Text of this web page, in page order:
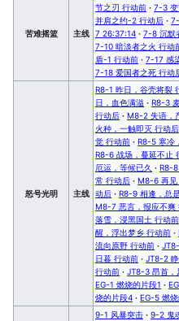
苦难摇篮 主线
节之刃 行动前 · 7-3 变
并肩之约-2 行动后 ·
7 26:37:14 · 7-8 沉默
7-10 暗淡者之火 行动
盾-1 行动前 · 7-17 感
7-18 爱国者之死 行动
怒号光明 主线
R8-1 昨日，谷壳将裂
日，血色满溢 · R8-3
行动后 · M8-2 失语，
火种，一触即灭 行动后
觉 行动前 · R8-5 寒冷
R8-6 战场，蔓延不止
厄运，等候已久 · R8-8
常 行动后 · M8-6 再见
动后 · R8-9 相逢，总
M8-7 恶言，报应不爽
落雪，浸黑国土 行动前
醒，浮出梦乡 行动前 ·
流向原野 行动前 ·
日暮 行动前 · JT8-2
行动前 · JT8-3 昂首，
EG-1 燃烧的片段1 ·
烧的片段4 · EG-5 燃
9-1 风暴突击 · 9-2 鬼